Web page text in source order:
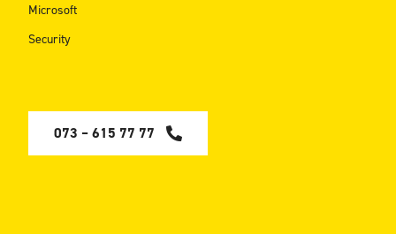
Microsoft
Security
073 – 615 77 77